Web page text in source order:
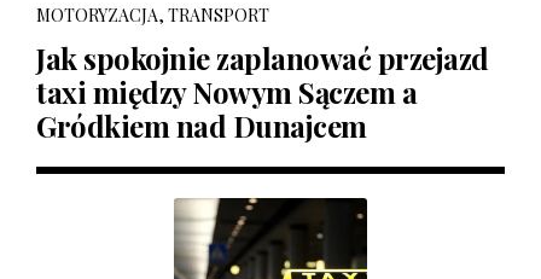
MOTORYZACJA, TRANSPORT
Jak spokojnie zaplanować przejazd
taxi między Nowym Sączem a
Gródkiem nad Dunajcem